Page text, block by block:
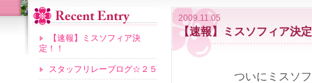
2009.11.05
【速報】ミスソフィア決
ついにミスソ
【速報】ミスソフィア決
定！！
スタッフリレーブログ☆２５